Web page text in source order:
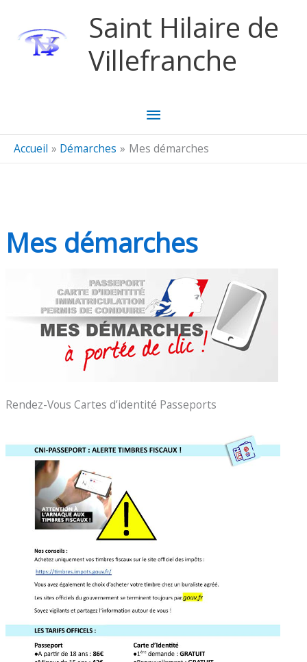
Saint Hilaire de
Villefranche
Menu
principal
Accueil Démarches Mes démarches
Mes démarches
Rendez-Vous Cartes d’identité Passeports